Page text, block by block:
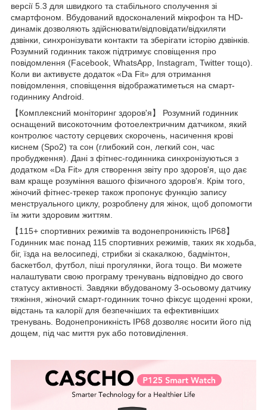
версії 5.3 для швидкого та стабільного сполучення зі
смартфоном. Вбудований вдосконалений мікрофон та HD-
динамік дозволяють здійснювати/відповідати/відхиляти
дзвінки, синхронізувати контакти та зберігати історію дзвінків.
Розумний годинник також підтримує сповіщення про
повідомлення (Facebook, WhatsApp, Instagram, Twitter тощо).
Коли ви активуєте додаток «Da Fit» для отримання
повідомлення, сповіщення відображатиметься на смарт-
годиннику Android.
【Комплексний моніторинг здоров'я】 Розумний годинник
оснащений високоточним фотоелектричним датчиком, який
контролює частоту серцевих скорочень, насичення крові
киснем (Spo2) та сон (глибокий сон, легкий сон, час
пробудження). Дані з фітнес-годинника синхронізуються з
додатком «Da Fit» для створення звіту про здоров'я, що дає
вам краще розуміння вашого фізичного здоров'я. Крім того,
жіночий фітнес-трекер також пропонує функцію запису
менструального циклу, розроблену для жінок, щоб допомогти
їм жити здоровим життям.
【115+ спортивних режимів та водонепроникність IP68】
Годинник має понад 115 спортивних режимів, таких як ходьба,
біг, їзда на велосипеді, стрибки зі скакалкою, бадмінтон,
баскетбол, футбол, піші прогулянки, йога тощо. Ви можете
налаштувати свою програму тренувань відповідно до свого
статусу активності. Завдяки вбудованому 3-осьовому датчику
тяжіння, жіночий смарт-годинник точно фіксує щоденні кроки,
відстань та калорії для безпечніших та ефективніших
тренувань. Водонепроникність IP68 дозволяє носити його під
дощем, під час миття рук або потовиділення.